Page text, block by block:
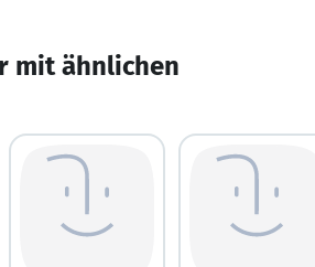
mit ähnlichen